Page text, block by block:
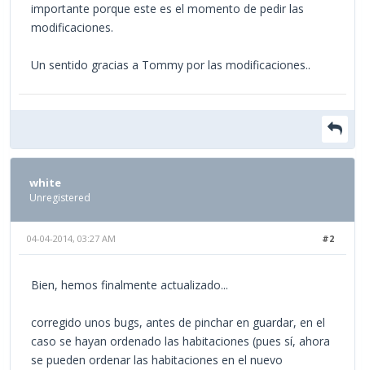
importante porque este es el momento de pedir las
modificaciones.
Un sentido gracias a Tommy por las modificaciones..
white
Unregistered
#2
04-04-2014, 03:27 AM
Bien, hemos finalmente actualizado...
corregido unos bugs, antes de pinchar en guardar, en el
caso se hayan ordenado las habitaciones (pues sí, ahora
se pueden ordenar las habitaciones en el nuevo